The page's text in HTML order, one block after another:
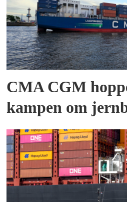
CMA CGM
kampen om